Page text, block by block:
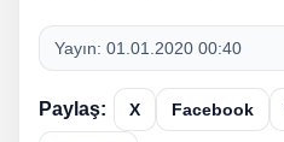
Yayın: 01.01.2020 00:40
Paylaş: X Facebook